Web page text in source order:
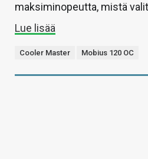
maksiminopeutta, mistä
Lue lisää
Cooler Master Mobius 120 OC